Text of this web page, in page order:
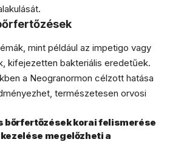
mint például az impetigo vagy
kifejezetten bakteriális eredetűek.
a Neogranormon célzott hatása
természetesen orvosi
bőrfertőzések korai felismerése
megelőzheti a